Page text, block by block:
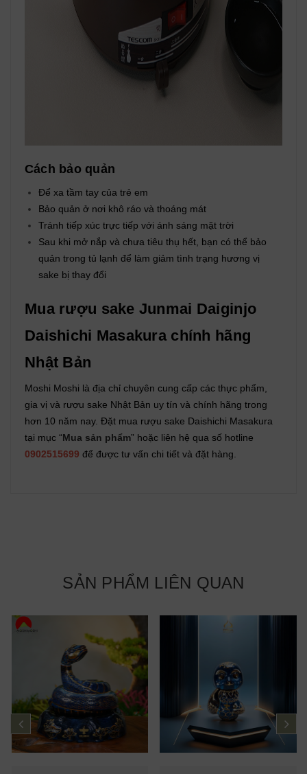
Cách bảo quản
Để xa tầm tay của trẻ em
Bảo quản ở nơi khô ráo và thoáng mát
Tránh tiếp xúc trực tiếp với ánh sáng mặt trời
Sau khi mở nắp và chưa tiêu thụ hết, bạn có thể bảo
quản trong tủ lạnh để làm giảm tình trạng hương vị
sake bị thay đổi
Mua rượu sake Junmai Daiginjo
Daishichi Masakura chính hãng
Nhật Bản
Moshi Moshi là địa chỉ chuyên cung cấp các thực phẩm,
gia vị và rượu sake Nhật Bản uy tín và chính hãng trong
hơn 10 năm nay. Đặt mua rượu sake Daishichi Masakura
tại mục “Mua sản phẩm” hoặc liên hệ qua số hotline
0902515699 để được tư vấn chi tiết và đặt hàng.
SẢN PHẨM LIÊN QUAN
prev